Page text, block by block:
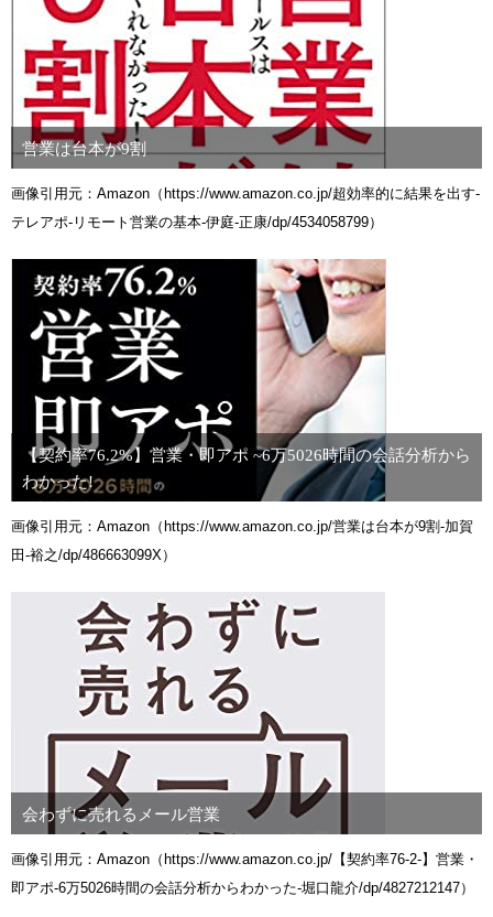
営業は台本が9割
画像引用元：Amazon（https://www.amazon.co.jp/超効率的に結果を出す-
テレアポ-リモート営業の基本-伊庭-正康/dp/4534058799）
【契約率76.2%】営業・即アポ ~6万5026時間の会話分析から
わかった!
画像引用元：Amazon（https://www.amazon.co.jp/営業は台本が9割-加賀
田-裕之/dp/486663099X）
会わずに売れるメール営業
画像引用元：Amazon（https://www.amazon.co.jp/【契約率76-2-】営業・
即アポ-6万5026時間の会話分析からわかった-堀口龍介/dp/4827212147）